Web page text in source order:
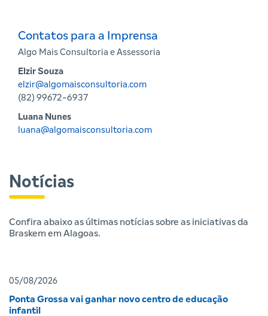
Contatos para a Imprensa
Algo Mais Consultoria e Assessoria
Elzir Souza
elzir@algomaisconsultoria.com
(82) 99672-6937
Luana Nunes
luana@algomaisconsultoria.com
Notícias
Confira abaixo as últimas notícias sobre as iniciativas da
Braskem em Alagoas.
05/08/2026
Ponta Grossa vai ganhar novo centro de educação
infantil